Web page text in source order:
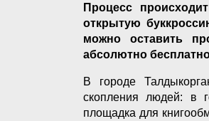
Процесс
открытую
можно оставить
абсолютно
В городе
скопления людей: в
площадка для